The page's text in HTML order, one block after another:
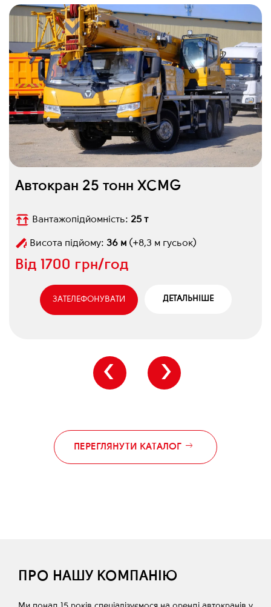
Автокран 25 тонн XCMG
Вантажопідйомність: 25 т
Висота підйому: 36 м (+8,3 м гусьок)
Від 1700 грн/год
ЗАТЕЛЕФОНУВАТИ ДЕТАЛЬНІШЕ
‹ ›
ПЕРЕГЛЯНУТИ КАТАЛОГ
ПРО НАШУ КОМПАНІЮ